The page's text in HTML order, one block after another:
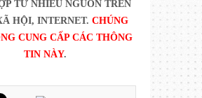
TỪ NHIỀU NGUỒN TRÊN
HỘI, INTERNET. CHÚNG
CUNG CẤP CÁC THÔNG
TIN NÀY.